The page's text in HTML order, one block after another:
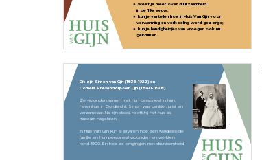
weet je meer over duurzaamheid
in de 19e eeuw;
kun je vertellen hoe in Huis Van Gijn voor
verwarming en verkoeling werd gezorgd;
kun je handigheidjes van vroeger ook nu
gebruiken.
Dit zijn Simon van Gijn (1836-1922) en
Cornelia Vriesendorp-van Gijn (1840-1898).
Ze woonden samen met hun personeel in hun
herenhuis in Dordrecht. Simon was bankier, jurist en
verzamelaar. Na zijn dood heeft hij het huis als
museum nagelaten.
In Huis Van Gijn kun je ervaren hoe een welgestelde
familie en hun personeel woonden en werkten
rond 1900. En hoe ze omgingen met duurzaamheid.